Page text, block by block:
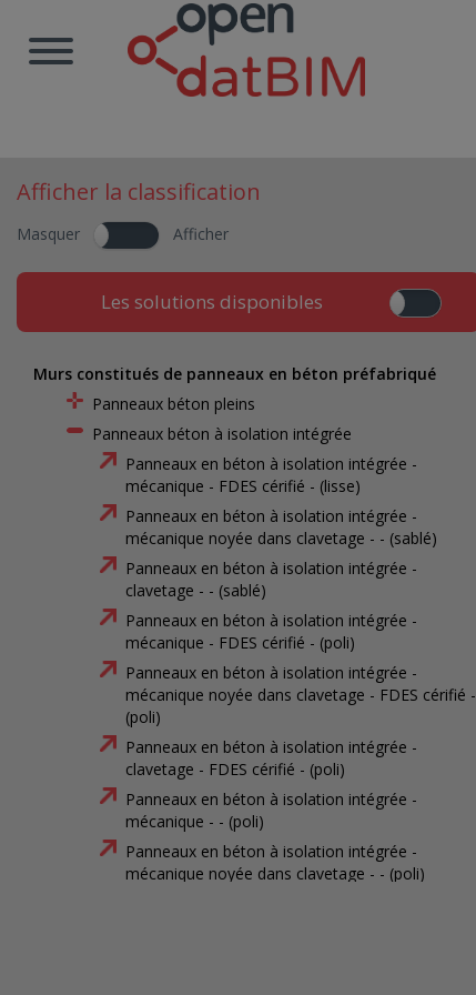
Afficher la classification
Masquer Afficher
Les solutions disponibles
Murs constitués de panneaux en béton préfabriqué
Panneaux béton pleins
Panneaux béton à isolation intégrée
Panneaux en béton à isolation intégrée -
mécanique - FDES cérifié - (lisse)
Panneaux en béton à isolation intégrée -
mécanique noyée dans clavetage - - (sablé)
Panneaux en béton à isolation intégrée -
clavetage - - (sablé)
Panneaux en béton à isolation intégrée -
mécanique - FDES cérifié - (poli)
Panneaux en béton à isolation intégrée -
mécanique noyée dans clavetage - FDES cérifié -
(poli)
Panneaux en béton à isolation intégrée -
clavetage - FDES cérifié - (poli)
Panneaux en béton à isolation intégrée -
mécanique - - (poli)
Panneaux en béton à isolation intégrée -
mécanique noyée dans clavetage - - (poli)